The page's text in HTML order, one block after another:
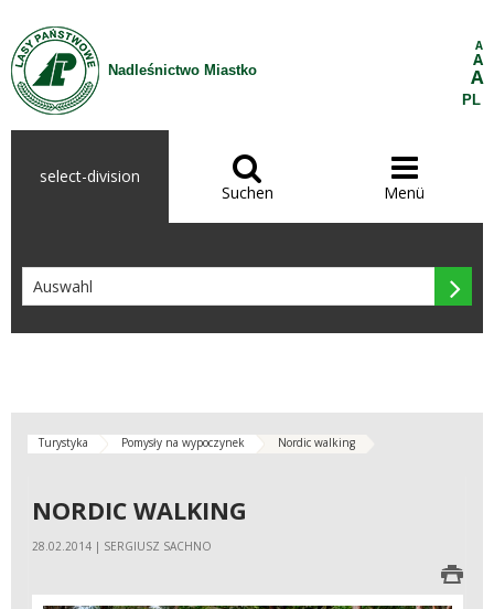
Zum Inhalt wechseln
Nadleśnictwo Miastko
A
A
A
PL
select-division 
Suchen

Menü

Turystyka Pomysły na wypoczynek Nordic walking
NORDIC WALKING
28.02.2014 | SERGIUSZ SACHNO